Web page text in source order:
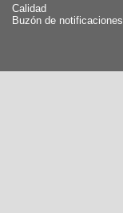
Calidad
Buzón de notificaciones